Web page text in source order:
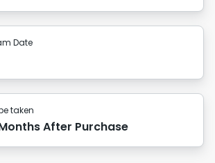
Date
taken
After Purchase